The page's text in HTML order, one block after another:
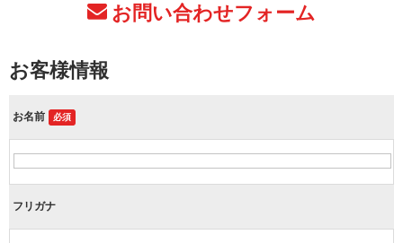
お問い合わせフォーム
お客様情報
お名前 必須
フリガナ